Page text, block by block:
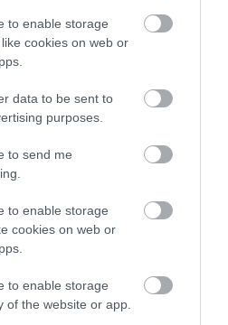
to enable storage
cookies on web or
data to be sent to
purposes.
to send me
to enable storage
cookies on web or
to enable storage
of the website or app.
az EVAT Zrt. az elmúlt
érintő eseményekről. A
közöljük: Az EVAT Zrt. több esetben
MIRKÓCZKI ÁDÁM
FELELŐSSÉGE
TÉRI PARKOLÓHÁZ ÜGYÉBEN
ügyében lefolytatott
téri parkolóház ügyében kijelölt
rendkívüli ülést tartott 202...
KELL - HANGFELVÉTEL